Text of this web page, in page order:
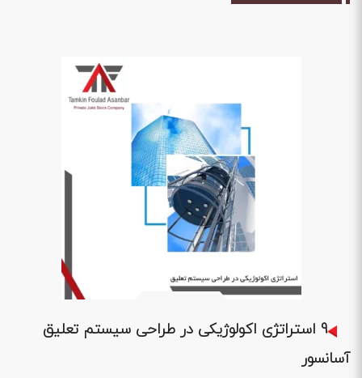
9 استراتژی اکولوژیکی در طراحی سیستم تعلیق
آسانسور